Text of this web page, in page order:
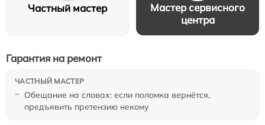
Частный мастер
Мастер сервисного
центра
Обещание на словах: если поломка вернётся,
предъявить претензию некому
Гарантия на ремонт